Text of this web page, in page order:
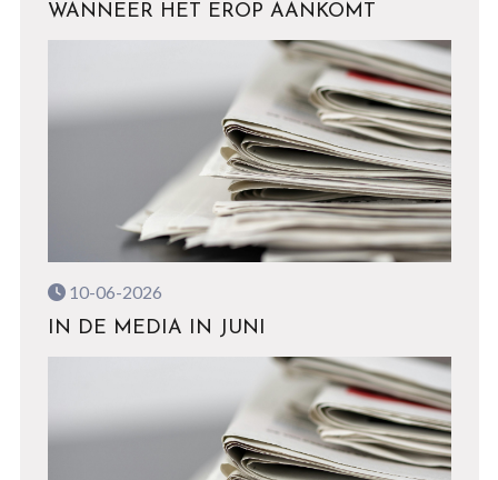
WANNEER HET EROP AANKOMT
10-06-2026
IN DE MEDIA IN JUNI